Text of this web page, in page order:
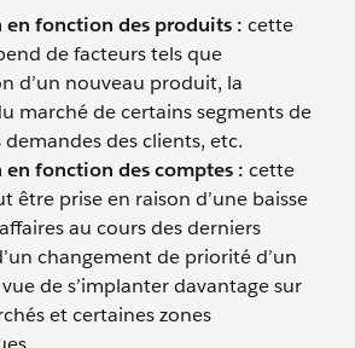
fonction des produits : cette
de facteurs tels que
d’un nouveau produit, la
marché de certains segments de
des clients, etc.
fonction des comptes : cette
être prise en raison d’une baisse
au cours des derniers
changement de priorité d’un
de s’implanter davantage sur
et certaines zones